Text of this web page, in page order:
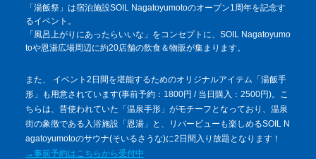
「湯飯祭」は宿泊施設SOIL Nagatoyumotoのオープン1周年を記念す
るイベント。
「風呂上がりにあったらいいな」をコンセプトに、SOIL Nagatoyumo
toや恩湯広場周辺に約20店舗の飲食＆物販が集まります。
また、 イベント2日間を堪能するためのオリジナルアイテム「湯飯手
形」も用意されています(事前予約：1800円 / 当日購入：2500円)。こ
ちらは、昔使われていた「温泉手形」がモチーフとなっており、温泉
街の象徴である入浴施設「恩湯」と、リバービューも楽しめるSOIL N
agatoyumotoのサウナ(そいるさうな)に2日間入り放題となります！
→事前予約はこちらから受付中